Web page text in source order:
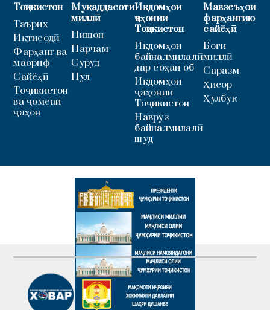
Тоҷикистон
Таърих
Иқтисодӣ
Фарҳанг ва
маориф
Сайёҳӣ
Тоҷикистон
ва ҷомеаи
ҷаҳон
Муқаддасоти
миллӣ
Нишон
Парчам
Суруд
Пул
Иқдомҳои
ҷаҳонии
Тоҷикистон
Иқдомҳои
байналмилалӣ
дар соҳаи об
Иқдомҳои
ҷаҳонии
Тоҷикистон
Наврӯз
байналмилалӣ
шуд
Мавзеъҳои
фарҳангию
сайёҳӣ
Боғи
миллӣ
Саразм
Ҳисор
Ҳулбук